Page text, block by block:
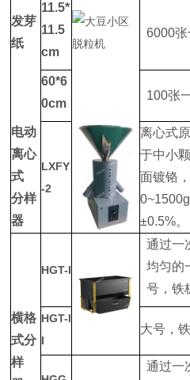
发芽
纸
11.5*
11.5
cm
6000张
60*6
0cm
100张
电动
离心
式
分样
器
LXFY
-2
离心式
于中小
面镀铬
±0.5%。
横格
式分
样
HGT-I
通过一
均匀的
号，铁
HGT-I
I
大号，
通过一